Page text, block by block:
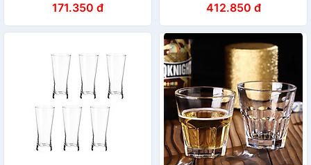
171.350 đ 412.850 đ